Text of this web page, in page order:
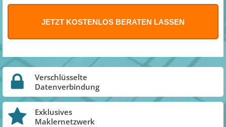
Verschlüsselte
Datenverbindung
Exklusives
Maklernetzwerk